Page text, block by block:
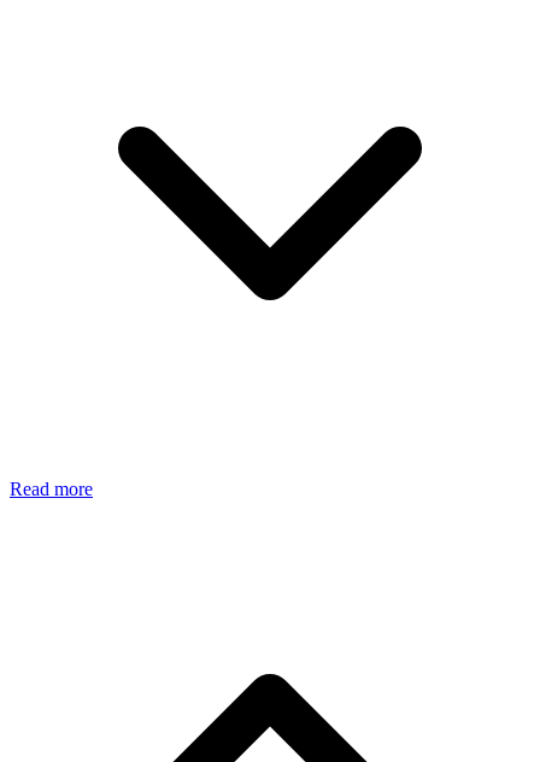
Read more